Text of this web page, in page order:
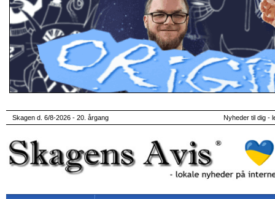
Skagen d. 6/8-2026 - 20. årgang Nyheder til dig -